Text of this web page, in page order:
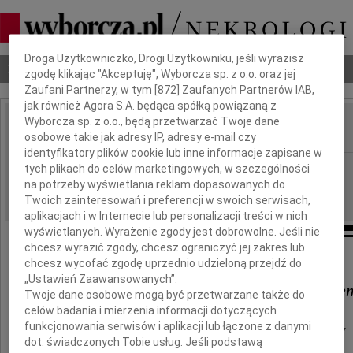
Nekrologi Odeszli Poradnik pogrzebowy
IMIĘ I NAZWISKO:
REGION: Warszawa
DATA EMISJI: 01.06.2026
Drogiemu Koledze
dr. n. med. Jackowi
serdeczne wyrazy współczucia i słowa otuchy
z powodu śmierci
Dbamy o Twoją prywatność
Droga Użytkowniczko, Drogi Użytkowniku, jeśli wyrazisz
zgodę klikając "Akceptuję", Wyborcza sp. z o.o. oraz jej
Zaufani Partnerzy, w tym [872 ] Zaufanych Partnerów IAB,
jak również Agora S.A. będąca spółką powiązaną z
Wyborcza sp. z o.o., będą przetwarzać Twoje dane
osobowe takie jak adresy IP, adresy e-mail czy
identyfikatory plików cookie lub inne informacje zapisane w
tych plikach do celów marketingowych, w szczególności
na potrzeby wyświetlania reklam dopasowanych do
Twoich zainteresowań i preferencji w swoich serwisach,
aplikacjach i w Internecie lub personalizacji treści w nich
wyświetlanych. Wyrażenie zgody jest dobrowolne. Jeśli nie
chcesz wyrazić zgody, chcesz ograniczyć jej zakres lub
chcesz wycofać zgodę uprzednio udzieloną przejdź do
„Ustawień Zaawansowanych”.
Twoje dane osobowe mogą być przetwarzane także do
celów badania i mierzenia informacji dotyczących
funkcjonowania serwisów i aplikacji lub łączone z danymi
dot. świadczonych Tobie usług. Jeśli podstawą